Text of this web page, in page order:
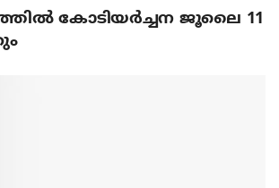
കോടിയര്‍ച്ചന ജൂലൈ 11